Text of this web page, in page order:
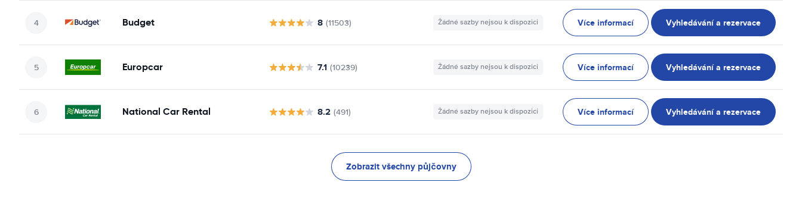
Budget 8 (11503) Žádné sazby nejsou k dispozici Více informací Vyhledávání a rezervace
Europcar 7.1 (10239) Žádné sazby nejsou k dispozici Více informací Vyhledávání a rezervace
National Car Rental 8.2 (491) Žádné sazby nejsou k dispozici Více informací Vyhledávání a rezervace
Zobrazit všechny půjčovny